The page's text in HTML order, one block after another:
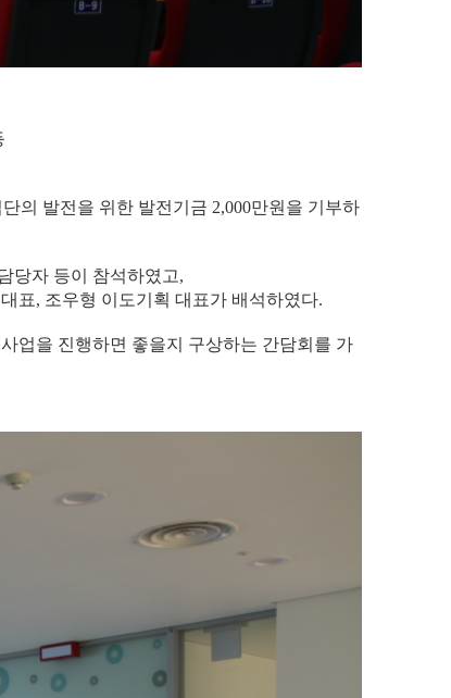
의 발전을 위한 발전기금 2,000만원을 기부하
당자 등이 참석하였고,
표, 조우형 이도기획 대표가 배석하였다.
업을 진행하면 좋을지 구상하는 간담회를 가